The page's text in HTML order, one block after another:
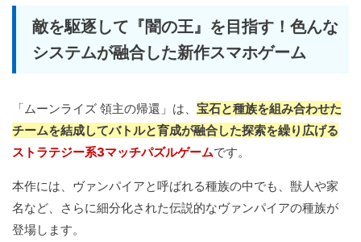
敵を駆逐して『闇の王』を目指す！色んな
システムが融合した新作スマホゲーム
「ムーンライズ 領主の帰還」は、 宝石と種族を組み合わせた
チームを結成してバトルと育成が融合した探索を繰り広げる
ストラテジー系3マッチパズルゲームです。
本作には、ヴァンパイアと呼ばれる種族の中でも、獣人や家
名など、さらに細分化された伝説的なヴァンパイアの種族が
登場します。